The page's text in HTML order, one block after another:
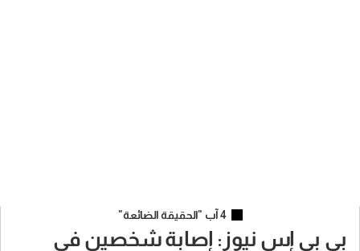
4 آب "الحقيقة الضائعة"
بي بي إس نيوز: إصابة شخصين في